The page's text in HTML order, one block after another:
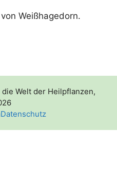
Weißhagedorn.
Welt der Heilpflanzen,
Datenschutz